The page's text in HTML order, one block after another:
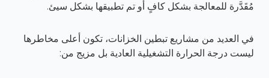
مُقَدَّرة للمعالجة بشكل كافٍ أو تم تطبيقها بشكل سيئ.
في العديد من مشاريع تبطين الخزانات، تكون أعلى مخاطرها
ليست درجة الحرارة التشغيلية العادية بل مزيج من: